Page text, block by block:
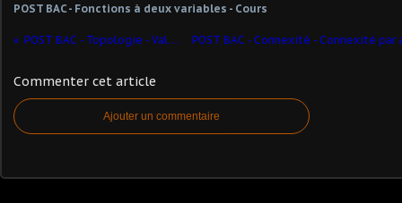
POST BAC - Fonctions à deux variables - Cours
POST BAC - Topologie - Valeurs d'adhérences
Commenter cet article
Ajouter un commentaire